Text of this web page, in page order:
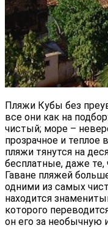
Пляжи Кубы без
все они как на
чистый; море –
прозрачное и
пляжи тянутся на
бесплатные, даже
Гаване пляжей
одними из самых
находится
которого
он его за необычную